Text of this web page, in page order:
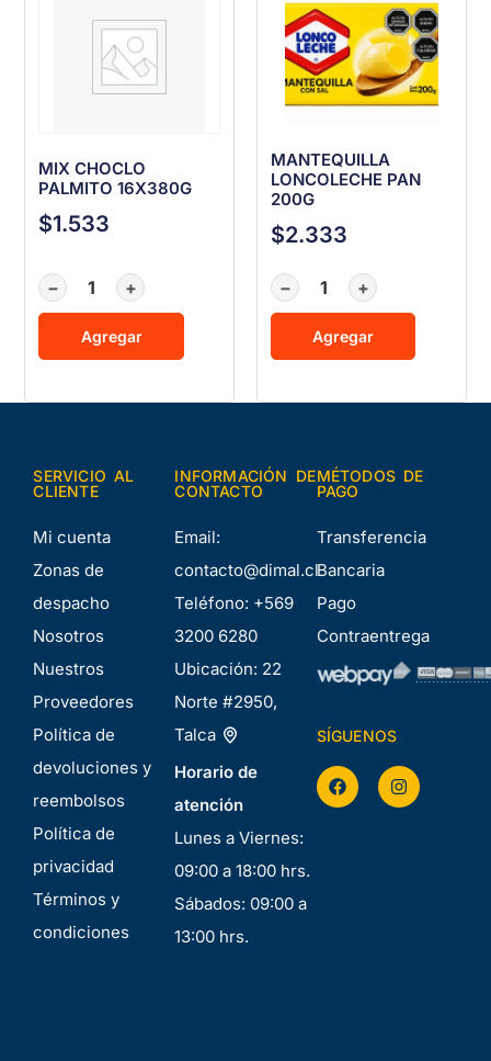
MIX CHOCLO
PALMITO 16X380G
$1.533
− +
Agregar
MANTEQUILLA
LONCOLECHE PAN
200G
$2.333
− +
Agregar
SERVICIO AL
CLIENTE
Mi cuenta
Zonas de
despacho
Nosotros
Nuestros
Proveedores
Política de
devoluciones y
reembolsos
Política de
privacidad
Términos y
condiciones
INFORMACIÓN DE
CONTACTO
Email:
contacto@dimal.cl
Teléfono: +569
3200 6280
Ubicación: 22
Norte #2950,
Talca
Horario de
atención
Lunes a Viernes:
09:00 a 18:00 hrs.
Sábados: 09:00 a
13:00 hrs.
MÉTODOS DE
PAGO
Transferencia
Bancaria
Pago
Contraentrega
SÍGUENOS